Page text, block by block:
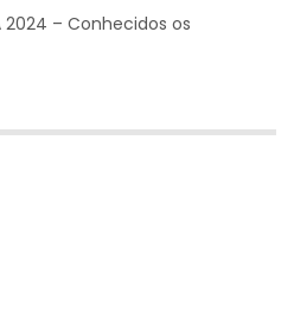
2024 – Conhecidos os